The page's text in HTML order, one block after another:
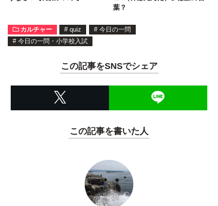
葉？
カルチャー # quiz # 今日の一問
# 今日の一問・小学校入試
この記事をSNSでシェア
この記事を書いた人